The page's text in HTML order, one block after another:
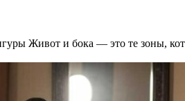
Живот и бока — это те зоны,